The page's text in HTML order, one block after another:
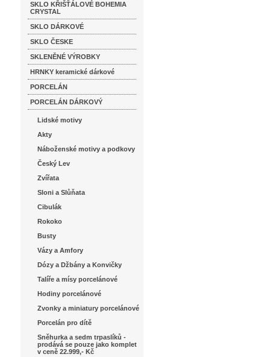
SKLO KŘIŠŤÁLOVÉ BOHEMIA
CRYSTAL
SKLO DÁRKOVÉ
SKLO ČESKE
SKLENĚNÉ VÝROBKY
HRNKY keramické dárkové
PORCELÁN
PORCELÁN DÁRKOVÝ
Lidské motivy
Akty
Náboženské motivy a podkovy
Český Lev
Zvířata
Sloni a Slůňata
Cibulák
Rokoko
Busty
Vázy a Amfory
Dózy a Džbány a Konvičky
Talíře a mísy porcelánové
Hodiny porcelánové
Zvonky a miniatury porcelánové
Porcelán pro dítě
Sněhurka a sedm trpaslíků -
prodává se pouze jako komplet
v ceně 22.999,- Kč